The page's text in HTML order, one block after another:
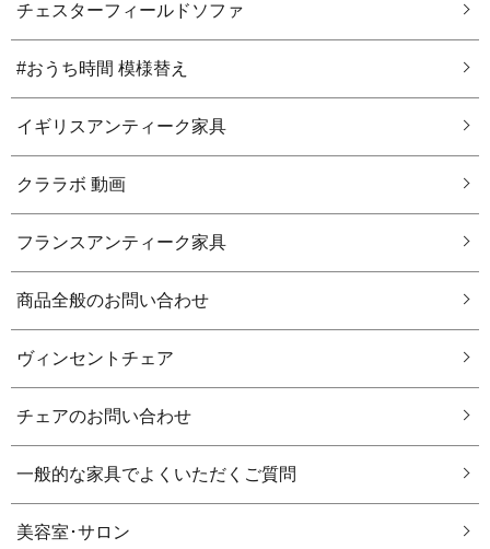
チェスターフィールドソファ
#おうち時間 模様替え
イギリスアンティーク家具
クララボ 動画
フランスアンティーク家具
商品全般のお問い合わせ
ヴィンセントチェア
チェアのお問い合わせ
一般的な家具でよくいただくご質問
美容室･サロン